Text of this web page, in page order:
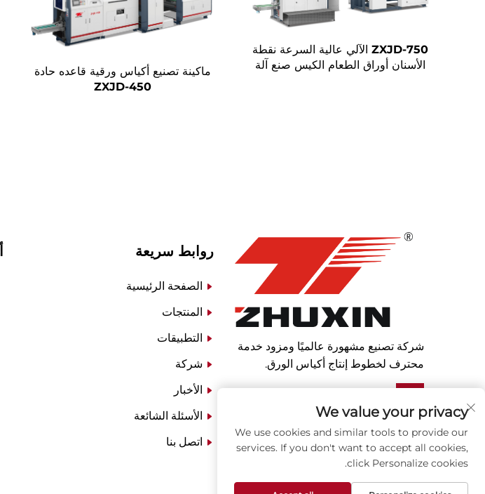
ZXJD-750 الآلي عالية السرعة نقطة
الأسنان أوراق الطعام الكيس صنع آلة
ماكينة تصنيع أكياس ورقية قاعده حادة
ZXJD-450
شركة تصنيع مشهورة عالميًا ومزود خدمة
محترف لخطوط إنتاج أكياس الورق.
روابط سريعة
الصفحة الرئيسية
المنتجات
التطبيقات
شركة
الأخبار
الأسئلة الشائعة
اتصل بنا
We value your privacy
We use cookies and similar tools to provide our
services. If you don't want to accept all cookies,
click Personalize cookies.